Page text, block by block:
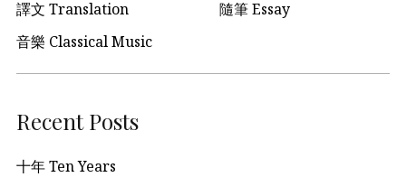
譯文 Translation
隨筆 Essay
音樂 Classical Music
Recent Posts
十年 Ten Years